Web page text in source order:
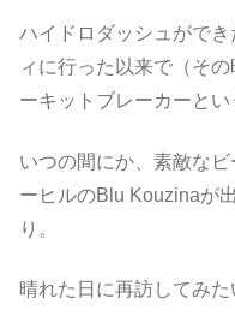
ハイドロダッシュがで
ィに行った以来で（そ
ーキットブレーカーとい
いつの間にか、素敵な
ーヒルのBlu Kouzinaが
り。
晴れた日に再訪してみた